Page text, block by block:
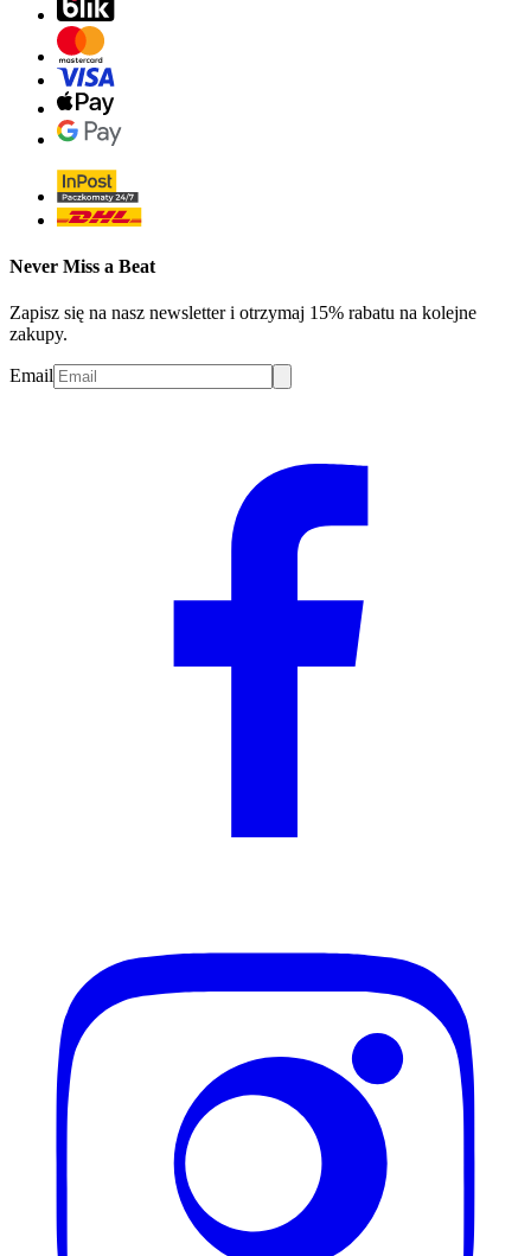
Never Miss a Beat
Zapisz się na nasz newsletter i otrzymaj 15% rabatu na kolejne
zakupy.
Email